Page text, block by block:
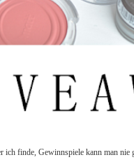
ich finde, Gewinnspiele kann man